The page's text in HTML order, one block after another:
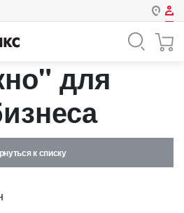
Казахстан
аккаунта?Зарегистрироваться
для
к списку